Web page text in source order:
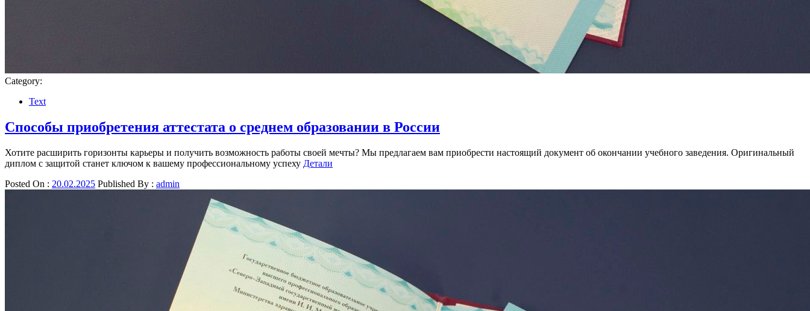
Category:
Text
Способы приобретения аттестата о среднем образовании в России
Хотите расширить горизонты карьеры и получить возможность работы своей мечты? Мы предлагаем вам приобрести настоящий документ об окончании учебного заведения. Оригинальный
диплом с защитой станет ключом к вашему профессиональному успеху Детали
Posted On : 20.02.2025 Published By : admin